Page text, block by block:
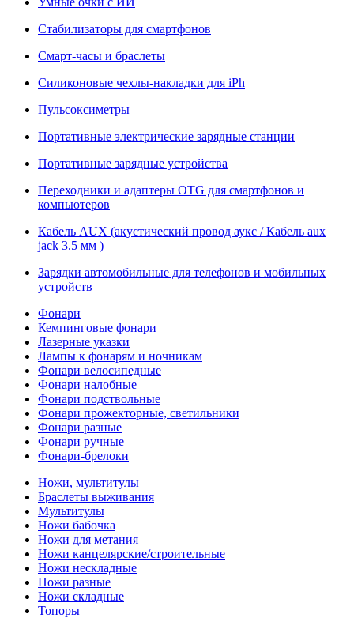
Стабилизаторы для смартфонов
Смарт-часы и браслеты
Силиконовые чехлы-накладки для iPh
Пульсоксиметры
Портативные электрические зарядные станции
Портативные зарядные устройства
Переходники и адаптеры OTG для смартфонов и
компьютеров
Кабель AUX (акустический провод аукс / Кабель aux
jack 3.5 мм )
Зарядки автомобильные для телефонов и мобильных
устройств
Фонари
Кемпинговые фонари
Лазерные указки
Лампы к фонарям и ночникам
Фонари велосипедные
Фонари налобные
Фонари подствольные
Фонари прожекторные, светильники
Фонари разные
Фонари ручные
Фонари-брелоки
Ножи, мультитулы
Браслеты выживания
Мультитулы
Ножи бабочка
Ножи для метания
Ножи канцелярские/строительные
Ножи нескладные
Ножи разные
Ножи складные
Топоры